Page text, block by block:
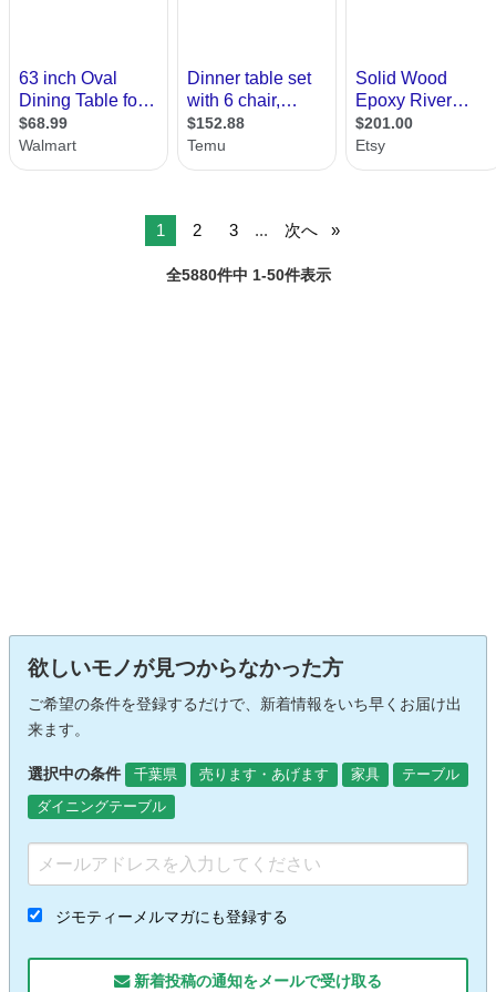
1 2 3 ... 次へ
全5880件中 1-50件表示
欲しいモノが見つからなかった方
ご希望の条件を登録するだけで、新着情報をいち早くお届け出
来ます。
選択中の条件 千葉県 売ります・あげます 家具
テーブル
ダイニングテーブル
ジモティーメルマガにも登録する
新着投稿の通知をメールで受け取る